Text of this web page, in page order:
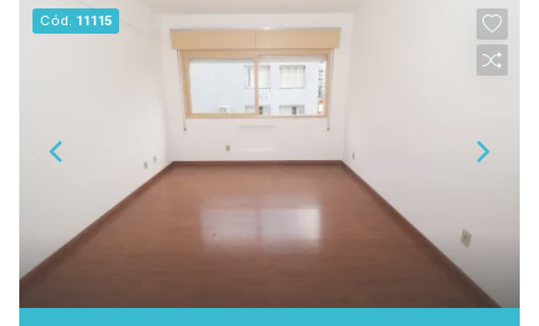
Cód. 11115